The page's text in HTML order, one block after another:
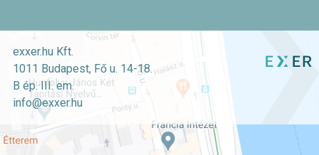
exxer.hu Kft.
1011 Budapest, Fő u. 14-18.
B ép. III. em.
info@exxer.hu